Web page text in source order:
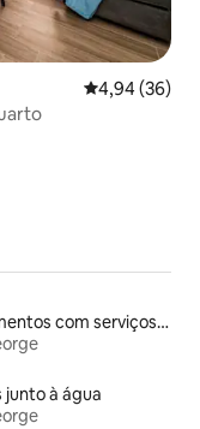
Classificação
4,94 (36)
Apartamentos com serviços incluídos
junto à água